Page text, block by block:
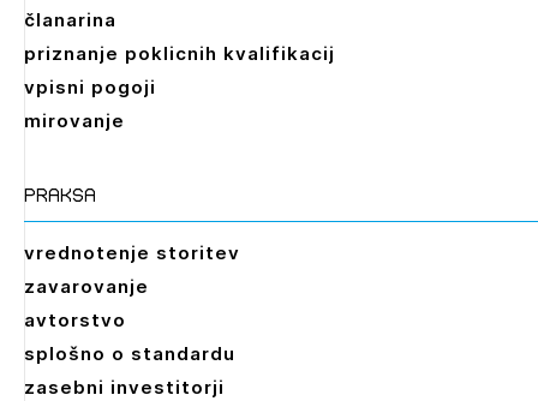
članarina
priznanje poklicnih kvalifikacij
vpisni pogoji
mirovanje
praksa
vrednotenje storitev
zavarovanje
avtorstvo
splošno o standardu
zasebni investitorji